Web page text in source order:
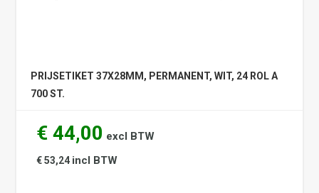
PRIJSETIKET 37X28MM, PERMANENT, WIT, 24 ROL A
700 ST.
€ 44,00 excl BTW
€ 53,24 incl BTW